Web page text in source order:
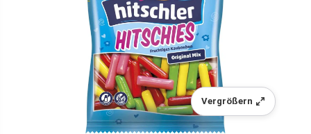
Vergrößern